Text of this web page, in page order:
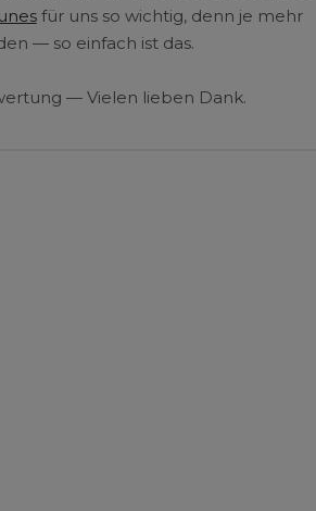
für uns so wichtig, denn je mehr
— so einfach ist das.
— Vielen lieben Dank.